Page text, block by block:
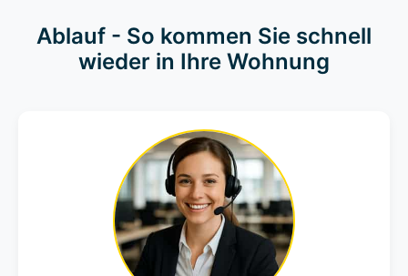
Ablauf - So kommen Sie schnell
wieder in Ihre Wohnung